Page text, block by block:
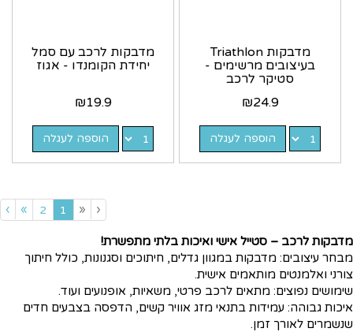
מדבקות Triathlon
בעיצובים מרשימים -
סטיקר לרכב
₪24.9
הוספה לעגלה
מדבקות לרכב עם סמל
יחידת הקומנדו - אגוז
₪19.9
הוספה לעגלה
‹
«
1
2
»
›
מדבקות לרכב – סטייל אישי ואיכות בלתי מתפשרת!
מבחר עיצובים: מדבקות במגוון גדלים, חיתוכים וסגנונות, כולל חיתוך
צורני ואלמנטים מותאמים אישית.
שימושים נפוצים: מתאים לרכב פרטי, משאיות, אופנועים ועוד.
איכות גבוהה: עמידות בתנאי מזג אוויר קשים, הדפסה בצבעים חדים
שנשמרים לאורך זמן.